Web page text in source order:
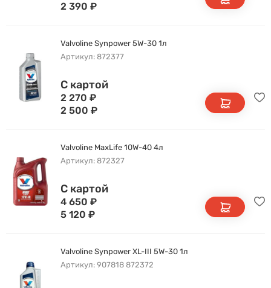
2 390 ₽
Valvoline Synpower 5W-30 1л
Артикул: 872377
С картой
2 270 ₽
2 500 ₽
Valvoline MaxLife 10W-40 4л
Артикул: 872327
С картой
4 650 ₽
5 120 ₽
Valvoline Synpower XL-III 5W-30 1л
Артикул: 907818 872372